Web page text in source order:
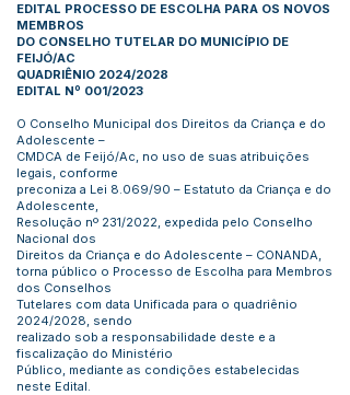
EDITAL PROCESSO DE ESCOLHA PARA OS NOVOS
MEMBROS
DO CONSELHO TUTELAR DO MUNICÍPIO DE
FEIJÓ/AC
QUADRIÊNIO 2024/2028
EDITAL Nº 001/2023
O Conselho Municipal dos Direitos da Criança e do
Adolescente –
CMDCA de Feijó/Ac, no uso de suas atribuições
legais, conforme
preconiza a Lei 8.069/90 – Estatuto da Criança e do
Adolescente,
Resolução nº 231/2022, expedida pelo Conselho
Nacional dos
Direitos da Criança e do Adolescente – CONANDA,
torna público o Processo de Escolha para Membros
dos Conselhos
Tutelares com data Unificada para o quadriênio
2024/2028, sendo
realizado sob a responsabilidade deste e a
fiscalização do Ministério
Público, mediante as condições estabelecidas
neste Edital.